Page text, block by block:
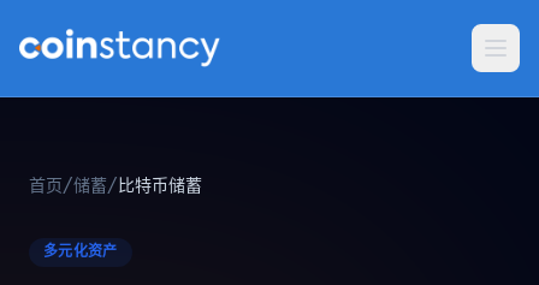
首页 /储蓄/ 比特币储蓄
多元化资产